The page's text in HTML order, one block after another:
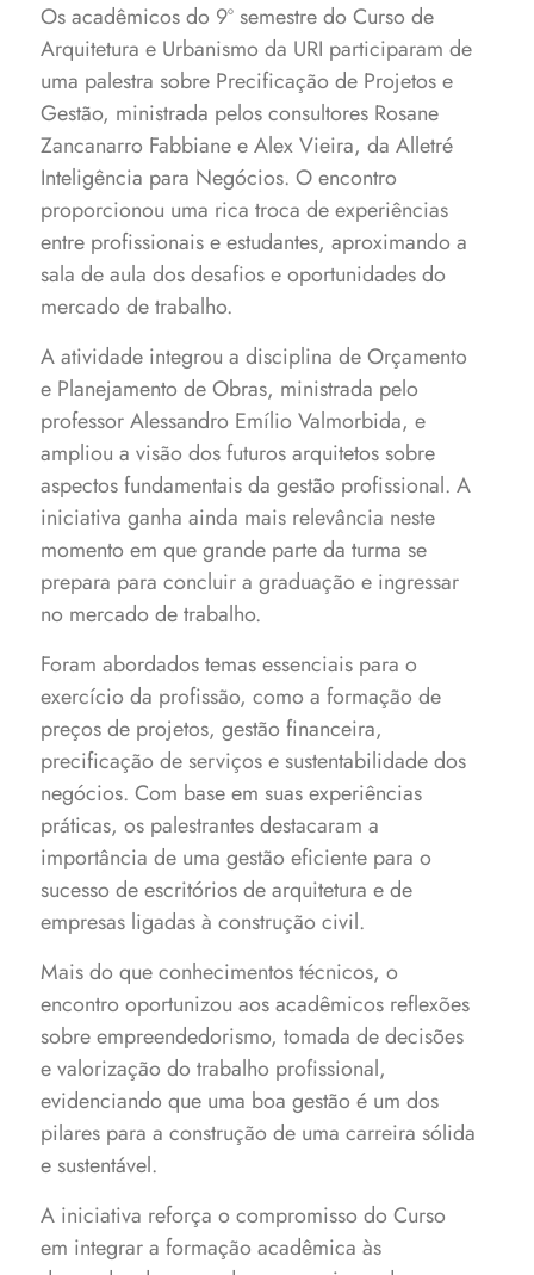
Os acadêmicos do 9º semestre do Curso de
Arquitetura e Urbanismo da URI participaram de
uma palestra sobre Precificação de Projetos e
Gestão, ministrada pelos consultores Rosane
Zancanarro Fabbiane e Alex Vieira, da Alletré
Inteligência para Negócios. O encontro
proporcionou uma rica troca de experiências
entre profissionais e estudantes, aproximando a
sala de aula dos desafios e oportunidades do
mercado de trabalho.
A atividade integrou a disciplina de Orçamento
e Planejamento de Obras, ministrada pelo
professor Alessandro Emílio Valmorbida, e
ampliou a visão dos futuros arquitetos sobre
aspectos fundamentais da gestão profissional. A
iniciativa ganha ainda mais relevância neste
momento em que grande parte da turma se
prepara para concluir a graduação e ingressar
no mercado de trabalho.
Foram abordados temas essenciais para o
exercício da profissão, como a formação de
preços de projetos, gestão financeira,
precificação de serviços e sustentabilidade dos
negócios. Com base em suas experiências
práticas, os palestrantes destacaram a
importância de uma gestão eficiente para o
sucesso de escritórios de arquitetura e de
empresas ligadas à construção civil.
Mais do que conhecimentos técnicos, o
encontro oportunizou aos acadêmicos reflexões
sobre empreendedorismo, tomada de decisões
e valorização do trabalho profissional,
evidenciando que uma boa gestão é um dos
pilares para a construção de uma carreira sólida
e sustentável.
A iniciativa reforça o compromisso do Curso
em integrar a formação acadêmica às